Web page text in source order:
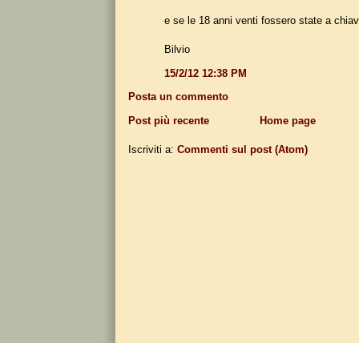
e se le 18 anni venti fossero state a
Bilvio
15/2/12 12:38 PM
Posta un commento
Post più recente
Home page
Iscriviti a: Commenti sul post (Atom)